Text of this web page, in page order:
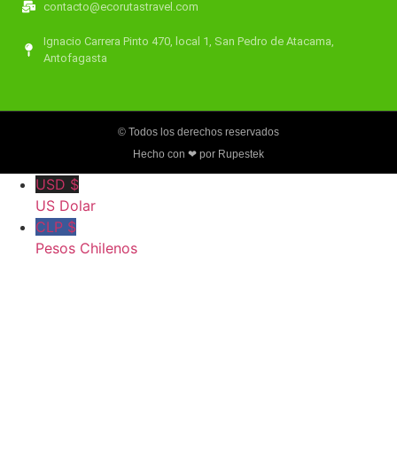
contacto@ecorutastravel.com
Ignacio Carrera Pinto 470, local 1, San Pedro de Atacama,
Antofagasta
© Todos los derechos reservados
Hecho con ❤ por Rupestek
USD $
US Dolar
CLP $
Pesos Chilenos